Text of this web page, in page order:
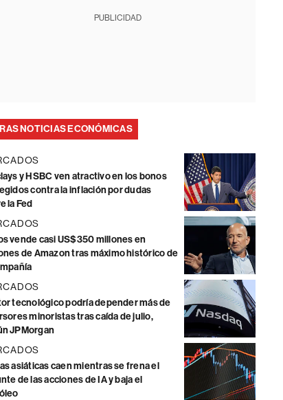
PUBLICIDAD
NOTICIAS ECONÓMICAS
y HSBC ven atractivo en los bonos
contra la inflación por dudas
la Fed
vende casi US$350 millones en
de Amazon tras máximo histórico de
tecnológico podría depender más de
minoristas tras caída de julio,
JPMorgan
asiáticas caen mientras se frena el
de las acciones de IA y baja el